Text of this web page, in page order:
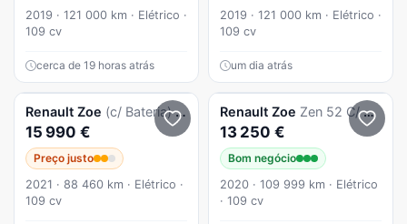
2019 · 121 000 km · Elétrico ·
109 cv
cerca de 19 horas atrás
2019 · 121 000 km · Elétrico ·
109 cv
um dia atrás
Renault Zoe (c/ Bateria) Zen 50
15 990 €
Preço justo
2021 · 88 460 km · Elétrico ·
109 cv
Renault Zoe Zen 52 C/ BATERIAS PROPRIAS - C/ GARANTIA - Carregador Domestico e Rápido
13 250 €
Bom negócio
2020 · 109 999 km · Elétrico
· 109 cv